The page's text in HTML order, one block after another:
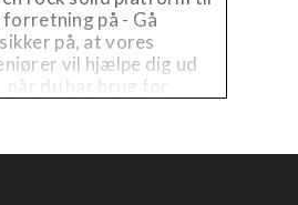
på - Gå
på, at vores
vil hjælpe dig ud
når du har brug for